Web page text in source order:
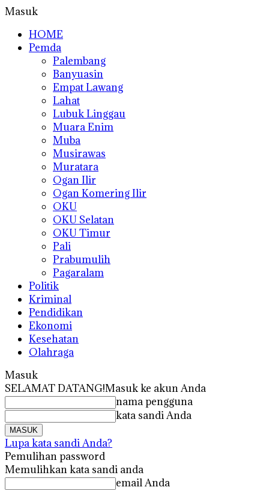
Masuk
HOME
Pemda
Palembang
Banyuasin
Empat Lawang
Lahat
Lubuk Linggau
Muara Enim
Muba
Musirawas
Muratara
Ogan Ilir
Ogan Komering Ilir
OKU
OKU Selatan
OKU Timur
Pali
Prabumulih
Pagaralam
Politik
Kriminal
Pendidikan
Ekonomi
Kesehatan
Olahraga
Masuk
SELAMAT DATANG!Masuk ke akun Anda
nama pengguna
kata sandi Anda
Lupa kata sandi Anda?
Pemulihan password
Memulihkan kata sandi anda
email Anda